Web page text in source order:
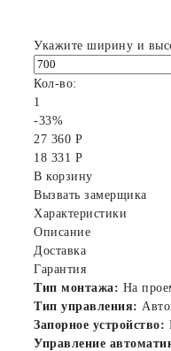
Укажите ширину и
Кол-во:
1
-33%
27 360 Р
18 331 Р
В корзину
Вызвать замерщика
Характеристики
Описание
Доставка
Гарантия
Тип монтажа: На
Тип управления:
Запорное устройство:
Управление